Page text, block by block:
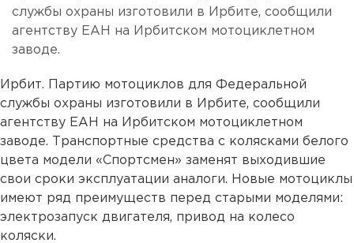
службы охраны изготовили в Ирбите, сообщили
агентству ЕАН на Ирбитском мотоциклетном
заводе.
Ирбит. Партию мотоциклов для Федеральной
службы охраны изготовили в Ирбите, сообщили
агентству ЕАН на Ирбитском мотоциклетном
заводе. Транспортные средства с колясками белого
цвета модели «Спортсмен» заменят выходившие
свои сроки эксплуатации аналоги. Новые мотоциклы
имеют ряд преимуществ перед старыми моделями:
электрозапуск двигателя, привод на колесо
коляски.